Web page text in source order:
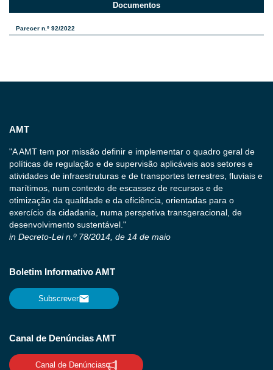
Documentos
Parecer n.º 92/2022
AMT
"A AMT tem por missão definir e implementar o quadro geral de
políticas de regulação e de supervisão aplicáveis aos setores e
atividades de infraestruturas e de transportes terrestres, fluviais e
marítimos, num contexto de escassez de recursos e de
otimização da qualidade e da eficiência, orientadas para o
exercício da cidadania, numa perspetiva transgeracional, de
desenvolvimento sustentável."
in Decreto-Lei n.º 78/2014, de 14 de maio
Boletim Informativo AMT
Subscrever
Canal de Denúncias AMT
Canal de Denúncias